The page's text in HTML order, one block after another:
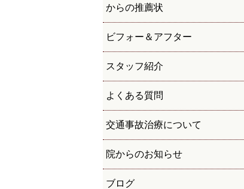
からの推薦状
ビフォー＆アフター
スタッフ紹介
よくある質問
交通事故治療について
院からのお知らせ
ブログ